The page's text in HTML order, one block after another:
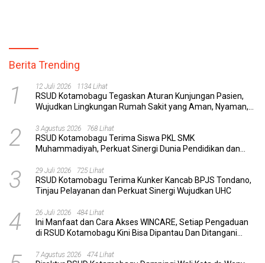
Berita Trending
1 12 Juli 2026 1134 Lihat
RSUD Kotamobagu Tegaskan Aturan Kunjungan Pasien,
Wujudkan Lingkungan Rumah Sakit yang Aman, Nyaman,
2 3 Agustus 2026 768 Lihat
RSUD Kotamobagu Terima Siswa PKL SMK
Muhammadiyah, Perkuat Sinergi Dunia Pendidikan dan
3 29 Juli 2026 725 Lihat
RSUD Kotamobagu Terima Kunker Kancab BPJS Tondano,
Tinjau Pelayanan dan Perkuat Sinergi Wujudkan UHC
4 26 Juli 2026 484 Lihat
Ini Manfaat dan Cara Akses WINCARE, Setiap Pengaduan
di RSUD Kotamobagu Kini Bisa Dipantau Dan Ditangani
7 Agustus 2026 474 Lihat